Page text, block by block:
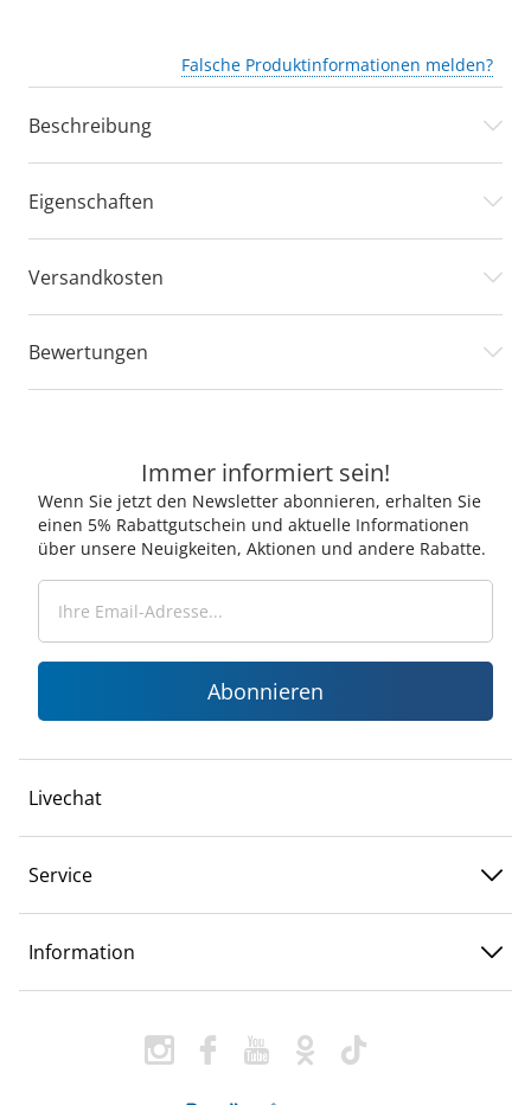
Falsche Produktinformationen melden?
Beschreibung
Eigenschaften
Versandkosten
Bewertungen
Immer informiert sein!
Wenn Sie jetzt den Newsletter abonnieren, erhalten Sie
einen 5% Rabattgutschein und aktuelle Informationen
über unsere Neuigkeiten, Aktionen und andere Rabatte.
Abonnieren
Livechat
Service
Information